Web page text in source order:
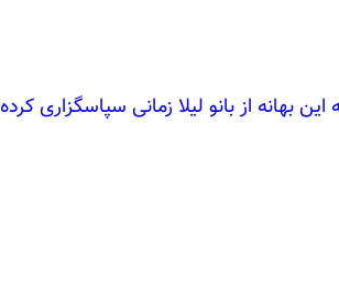
سایت روزنامه ۸ صبح دیدم. به این بهانه از بانو لیلا زمانی سپاسگزاری کرده